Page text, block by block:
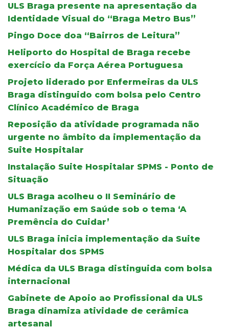
ULS Braga presente na apresentação da
Identidade Visual do “Braga Metro Bus”
Pingo Doce doa “Bairros de Leitura”
Heliporto do Hospital de Braga recebe
exercício da Força Aérea Portuguesa
Projeto liderado por Enfermeiras da ULS
Braga distinguido com bolsa pelo Centro
Clínico Académico de Braga
Reposição da atividade programada não
urgente no âmbito da implementação da
Suite Hospitalar
Instalação Suite Hospitalar SPMS - Ponto de
Situação
ULS Braga acolheu o II Seminário de
Humanização em Saúde sob o tema ‘A
Premência do Cuidar’
ULS Braga inicia implementação da Suite
Hospitalar dos SPMS
Médica da ULS Braga distinguida com bolsa
internacional
Gabinete de Apoio ao Profissional da ULS
Braga dinamiza atividade de cerâmica
artesanal